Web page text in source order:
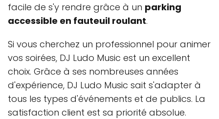
facile de s'y rendre grâce à un parking
accessible en fauteuil roulant.
Si vous cherchez un professionnel pour animer
vos soirées, DJ Ludo Music est un excellent
choix. Grâce à ses nombreuses années
d'expérience, DJ Ludo Music sait s'adapter à
tous les types d'événements et de publics. La
satisfaction client est sa priorité absolue.